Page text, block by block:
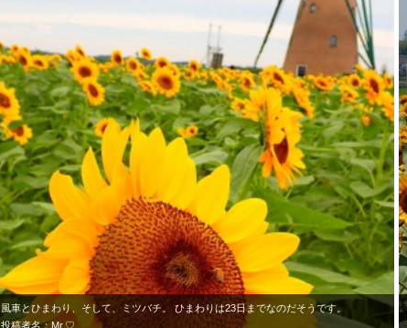
風車とひまわり、そして、ミツバチ。 ひまわりは23日までなのだそうです。
投稿者名：Mr.♡